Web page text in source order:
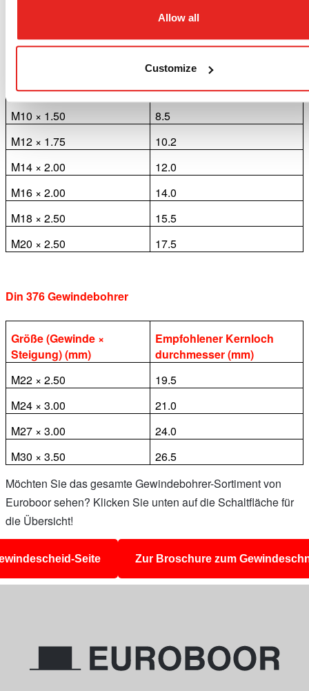
Allow all
Customize
Steigung) (mm)
Empfohlener Kernloch
durchmesser (mm)
M10 × 1.50
8.5
M12 × 1.75
10.2
M14 × 2.00
12.0
M16 × 2.00
14.0
M18 × 2.50
15.5
M20 × 2.50
17.5
Din 376 Gewindebohrer
Größe (Gewinde ×
Steigung) (mm)
Empfohlener Kernloch
durchmesser (mm)
M22 × 2.50
19.5
M24 × 3.00
21.0
M27 × 3.00
24.0
M30 × 3.50
26.5
Möchten Sie das gesamte Gewindebohrer-Sortiment von
Euroboor sehen? Klicken Sie unten auf die Schaltfläche für
die Übersicht!
Seite Zur Broschure zum